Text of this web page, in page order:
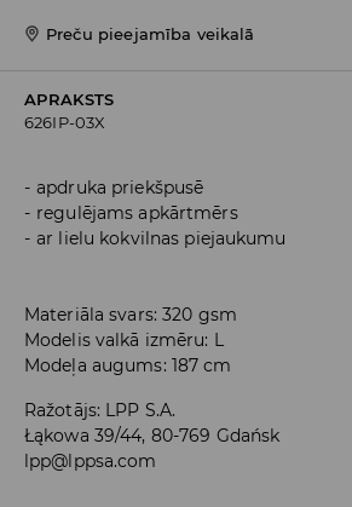
Preču pieejamība veikalā
APRAKSTS
626IP-03X
apdruka priekšpusē
regulējams apkārtmērs
ar lielu kokvilnas piejaukumu
Materiāla svars: 320 gsm
Modelis valkā izmēru: L
Modeļa augums: 187 cm
Ražotājs: LPP S.A.
Łąkowa 39/44, 80-769 Gdańsk
lpp@lppsa.com